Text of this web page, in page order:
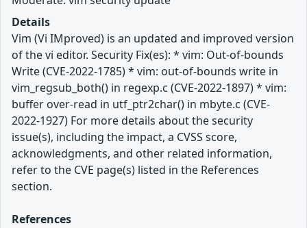
Details
Vim (Vi IMproved) is an updated and improved version
of the vi editor. Security Fix(es): * vim: Out-of-bounds
Write (CVE-2022-1785) * vim: out-of-bounds write in
vim_regsub_both() in regexp.c (CVE-2022-1897) * vim:
buffer over-read in utf_ptr2char() in mbyte.c (CVE-
2022-1927) For more details about the security
issue(s), including the impact, a CVSS score,
acknowledgments, and other related information,
refer to the CVE page(s) listed in the References
section.
References